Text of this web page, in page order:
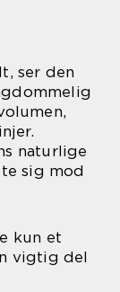
ser den
naturlige
sig mod
kun et
vigtig del